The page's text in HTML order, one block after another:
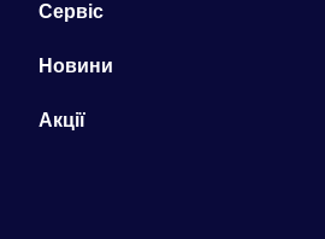
Сервіс
Новини
Акції